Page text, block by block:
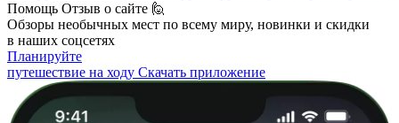
Помощь Отзыв о сайте 🙋
Обзоры необычных мест по всему миру, новинки и скидки
в наших соцсетях
Планируйте
путешествие на ходу Скачать приложение